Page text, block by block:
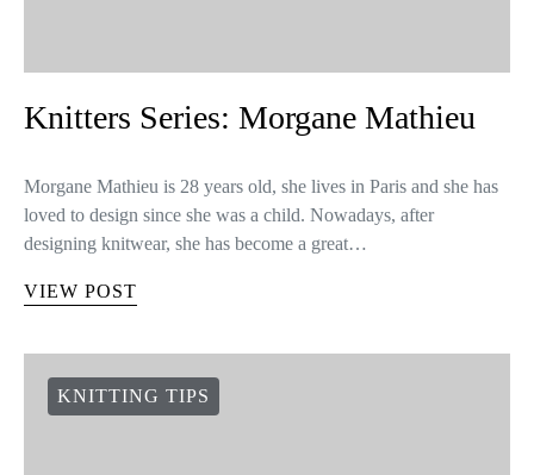
Knitters Series: Morgane Mathieu
Morgane Mathieu is 28 years old, she lives in Paris and she has
loved to design since she was a child. Nowadays, after
designing knitwear, she has become a great…
VIEW POST
KNITTING TIPS